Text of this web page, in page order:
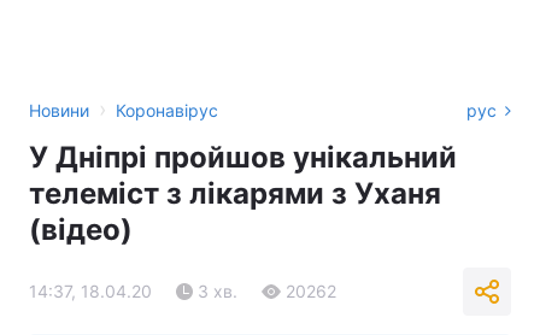
Новини › Коронавірус рус
У Дніпрі пройшов унікальний
телеміст з лікарями з Уханя
(відео)
14:37, 18.04.20 3 хв. 20262